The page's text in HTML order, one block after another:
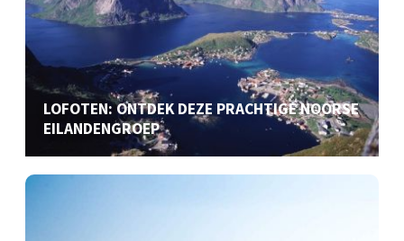
LOFOTEN: ONTDEK DEZE PRACHTIGE NOORSE
EILANDENGROEP